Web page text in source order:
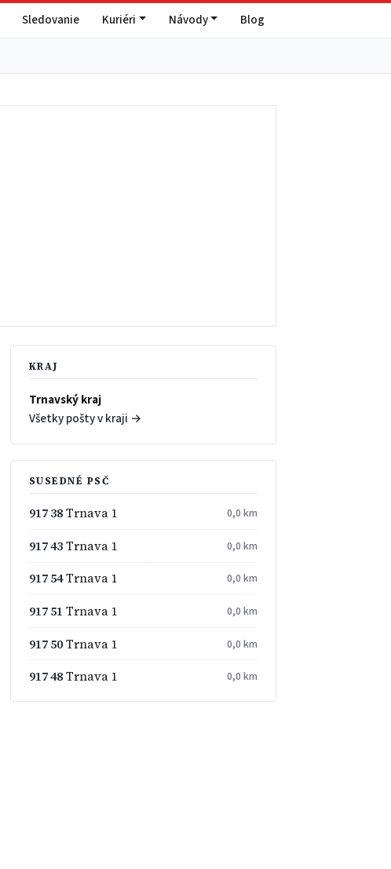
Sledovanie Kuriéri Návody Blog
KRAJ
Trnavský kraj
Všetky pošty v kraji →
SUSEDNÉ PSČ
917 38Trnava 1 0,0 km
917 43Trnava 1 0,0 km
917 54Trnava 1 0,0 km
917 51 Trnava 1 0,0 km
917 50Trnava 1 0,0 km
917 48Trnava 1 0,0 km